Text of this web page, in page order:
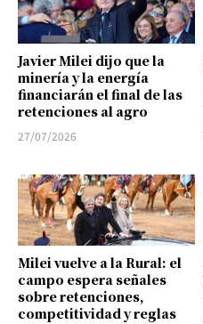
Javier Milei dijo que la
minería y la energía
financiarán el final de las
retenciones al agro
27/07/2026
Milei vuelve a la Rural: el
campo espera señales
sobre retenciones,
competitividad y reglas